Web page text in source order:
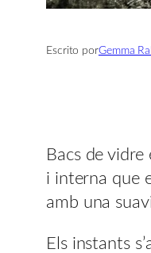
Escrito porGemma
Bacs de
i interna que
amb una
Els instants